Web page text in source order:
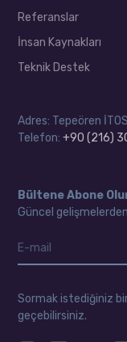
Referanslar
İnsan Kaynakları
Teknik Destek
Adres: Tepeören
Telefon:+90 (216)
Bültene Abone
Güncel
Sormak istediğiniz
geçebilirsiniz.